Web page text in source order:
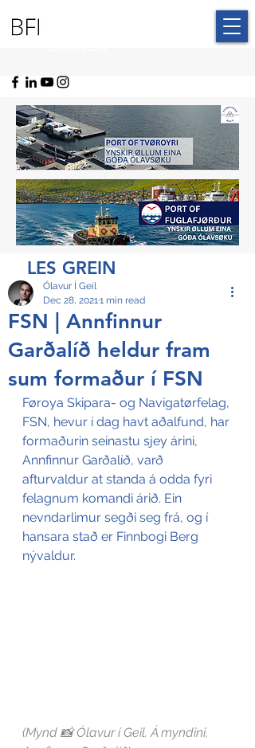
LES GREIN
FSN | Annfinnur
Garðalíð heldur fram
sum formaður í FSN
Ólavur Í Geil
Dec 28, 20211 min read
Føroya Skipara- og Navigatørfelag,
FSN, hevur í dag havt aðalfund, har
formaðurin seinastu sjey árini,
Annfinnur Garðalíð, varð
afturvaldur at standa á odda fyri
felagnum komandi árið. Ein
nevndarlimur segði seg frá, og í
hansara stað er Finnbogi Berg
nývaldur.
(Mynd 📸 Ólavur í Geil. Á myndini,